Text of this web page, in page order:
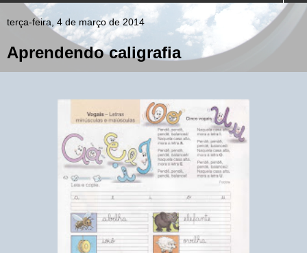
terça-feira, 4 de março de 2014
Aprendendo caligrafia